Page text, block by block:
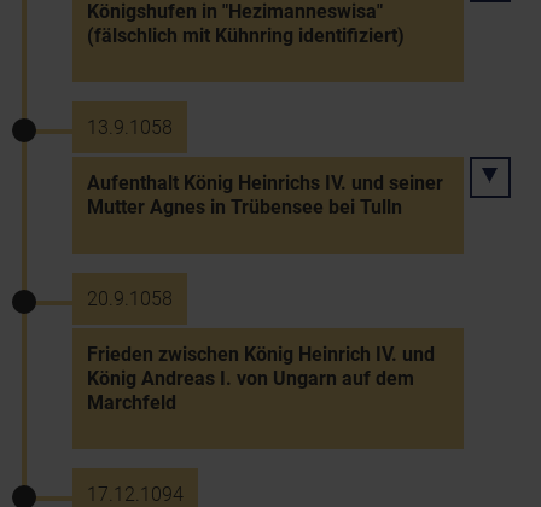
Königshufen in "Hezimanneswisa"
(fälschlich mit Kühnring identifiziert)
13.9.1058
Aufenthalt König Heinrichs IV. und seiner
Mutter Agnes in Trübensee bei Tulln
20.9.1058
Frieden zwischen König Heinrich IV. und
König Andreas I. von Ungarn auf dem
Marchfeld
17.12.1094